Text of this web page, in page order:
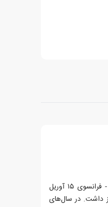
ژان ژنه (فرانسوی: Jean Genet فرانسوی: [ʒɑ̃ ʒənɛ];; زاده ۱۹ دسامبر ۱۹۱۰ - فرانسوی ۱۵ آوریل
داشت. در سال‌های